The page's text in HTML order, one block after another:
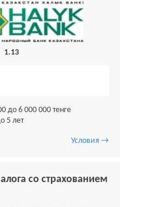
до 6 000 000 тенге
5 лет
Условия →
со страхованием